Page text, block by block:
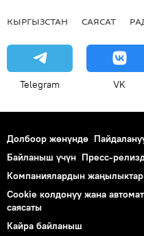
КЫРГЫЗСТАН САЯСАТ
Telegram VK
Долбоор жөнүндө
Байланыш үчүн Пресс-
Компаниялардын
Cookie колдонуу жана
саясаты
Кайра байланыш